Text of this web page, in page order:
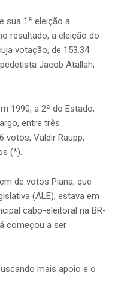
sua 1ª eleição a
resultado, a eleição do
votação, de 153.34
Jacob Atallah,
1990, a 2ª do Estado,
entre três
votos, Valdir Raupp,
(*).
de votos Piana, que
(ALE), estava em
cabo-eleitoral na BR-
começou a ser
mais apoio e o